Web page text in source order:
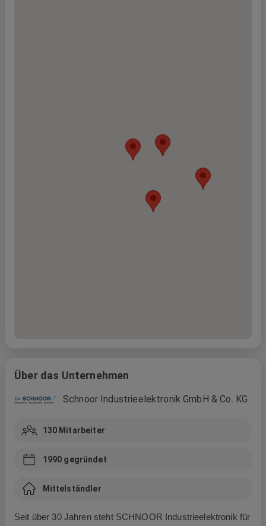
Über das Unternehmen
Schnoor Industrieelektronik GmbH & Co. KG
130 Mitarbeiter
1990 gegründet
Mittelständler
Seit über 30 Jahren steht SCHNOOR Industrieelektronik für